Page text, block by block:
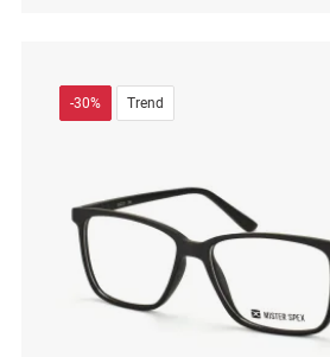
-30% Trend